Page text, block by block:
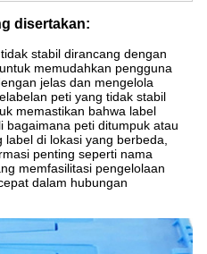
disertakan:
stabil dirancang dengan
memudahkan pengguna
jelas dan mengelola
peti yang tidak stabil
memastikan bahwa label
bagaimana peti ditumpuk atau
di lokasi yang berbeda,
penting seperti nama
memfasilitasi pengelolaan
dalam hubungan